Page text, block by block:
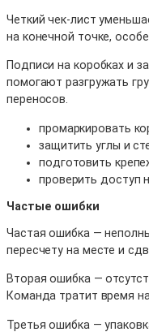
Четкий чек-лист
на конечной точке,
Подписи на коробках и
помогают разгружать
переносов.
промаркировать
защитить углы и
подготовить
проверить доступ
Частые ошибки
Частая ошибка —
пересчету на месте и
Вторая ошибка —
Команда тратит время
Третья ошибка —